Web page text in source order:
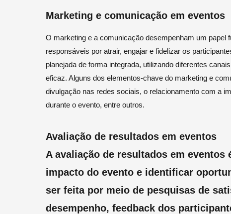
Marketing e comunicação em eventos
O marketing e a comunicação desempenham um papel
responsáveis por atrair, engajar e fidelizar os
planejada de forma integrada, utilizando diferentes
eficaz. Alguns dos elementos-chave do marketing e
divulgação nas redes sociais, o relacionamento com a
durante o evento, entre outros.
Avaliação de resultados em eventos
A avaliação de resultados em
impacto do evento e identificar
ser feita por meio de pesquisas de
desempenho, feedback dos